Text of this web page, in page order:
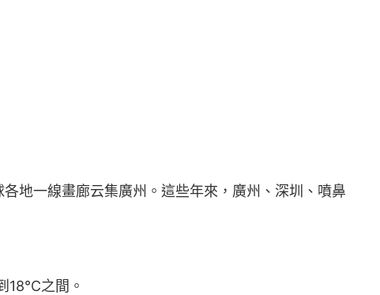
各地一線畫廊云集廣州。這些年來，廣州、深圳、噴鼻
18℃之間。